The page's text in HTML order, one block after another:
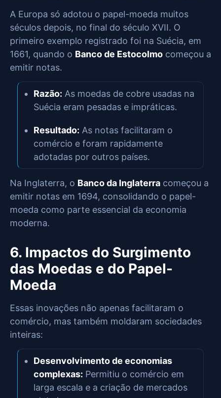
A Europa só adotou o papel-moeda muitos
séculos depois, no final do século XVII. O
primeiro exemplo registrado foi na Suécia, em
1661, quando o Banco de Estocolmo começou a
emitir notas.
Razão: As moedas de cobre usadas na
Suécia eram pesadas e impráticas.
Resultado: As notas facilitaram o
comércio e foram rapidamente
adotadas por outros países.
Na Inglaterra, o Banco da Inglaterra começou a
emitir notas em 1694, consolidando o papel-
moeda como parte essencial da economia
moderna.
6. Impactos do Surgimento
das Moedas e do Papel-
Moeda
Essas inovações não apenas facilitaram o
comércio, mas também moldaram sociedades
inteiras:
Desenvolvimento de economias
complexas: Permitiu o comércio em
larga escala e a criação de mercados